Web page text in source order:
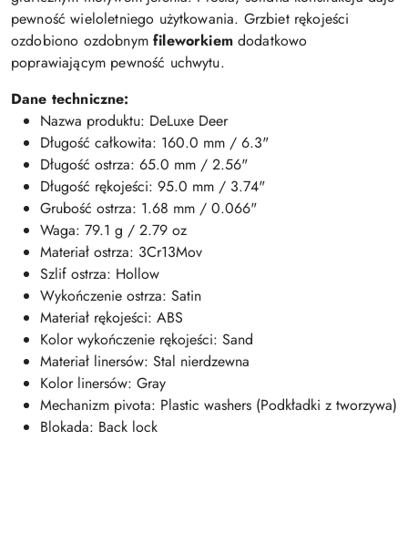
pewność wieloletniego użytkowania. Grzbiet rękojeści
ozdobiono ozdobnym fileworkiem dodatkowo
poprawiającym pewność uchwytu.
Dane techniczne:
Nazwa produktu: DeLuxe Deer
Długość całkowita: 160.0 mm / 6.3"
Długość ostrza: 65.0 mm / 2.56"
Długość rękojeści: 95.0 mm / 3.74"
Grubość ostrza: 1.68 mm / 0.066"
Waga: 79.1 g / 2.79 oz
Materiał ostrza: 3Cr13Mov
Szlif ostrza: Hollow
Wykończenie ostrza: Satin
Materiał rękojeści: ABS
Kolor wykończenie rękojeści: Sand
Materiał linersów: Stal nierdzewna
Kolor linersów: Gray
Mechanizm pivota: Plastic washers (Podkładki z tworzywa)
Blokada: Back lock